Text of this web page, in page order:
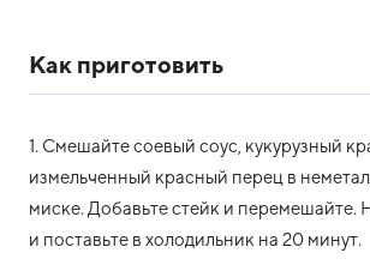
Как приготовить
1. Смешайте соевый соус, кукурузный
измельченный красный перец в
миске. Добавьте стейк и перемешайте.
и поставьте в холодильник на 20 минут.